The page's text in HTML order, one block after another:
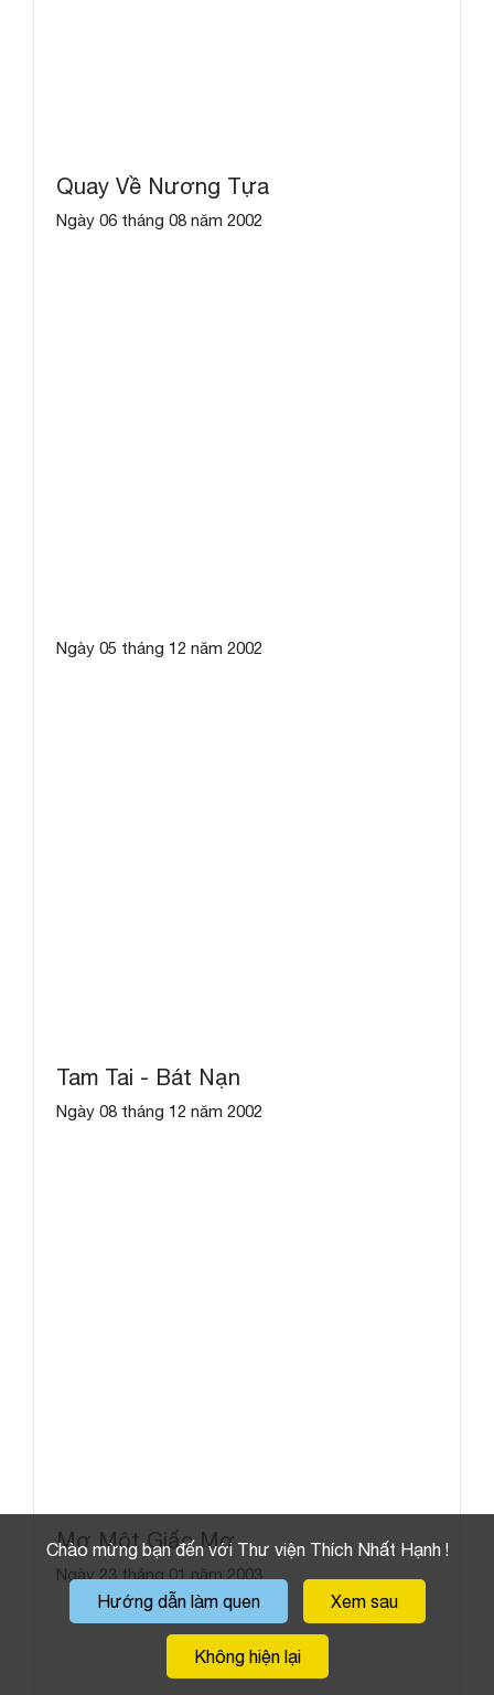
Quay Về Nương Tựa
Ngày 06 tháng 08 năm 2002
Ngày 05 tháng 12 năm 2002
Tam Tai - Bát Nạn
Ngày 08 tháng 12 năm 2002
Mơ Một Giấc Mơ
Ngày 23 tháng 01 năm 2003
Chào mừng bạn đến với Thư viện Thích Nhất Hạnh !
Hướng dẫn làm quen Xem sau
Không hiện lại